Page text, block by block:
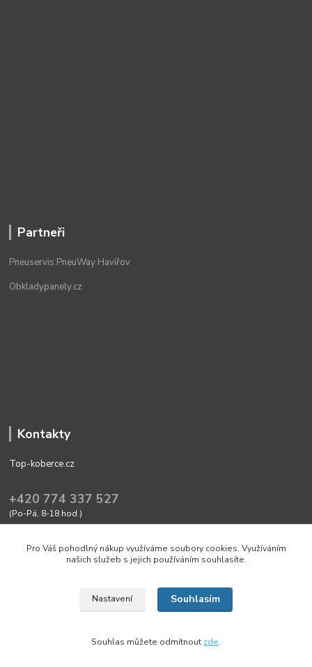
Partneři
Pneuservis PneuWay Havířov
Obkladypanely.cz
Kontakty
Top-koberce.cz
+420 774 337 527
(Po-Pá, 8-18 hod.)
Friendly shop with quality goods Top-koberce.cz
Pro Váš pohodlný nákup využíváme soubory cookies. Využíváním
našich služeb s jejich používáním souhlasíte.
Nastavení Souhlasím
Souhlas můžete odmítnout zde.